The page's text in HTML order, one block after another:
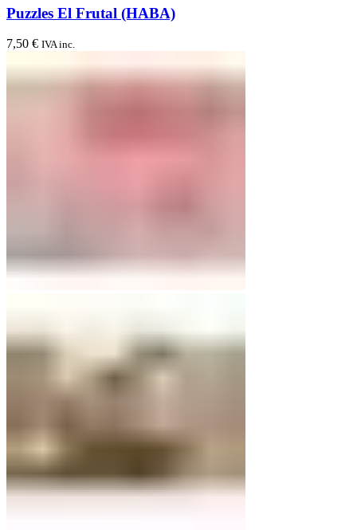
Puzzles El Frutal (HABA)
7,50 € IVA inc.